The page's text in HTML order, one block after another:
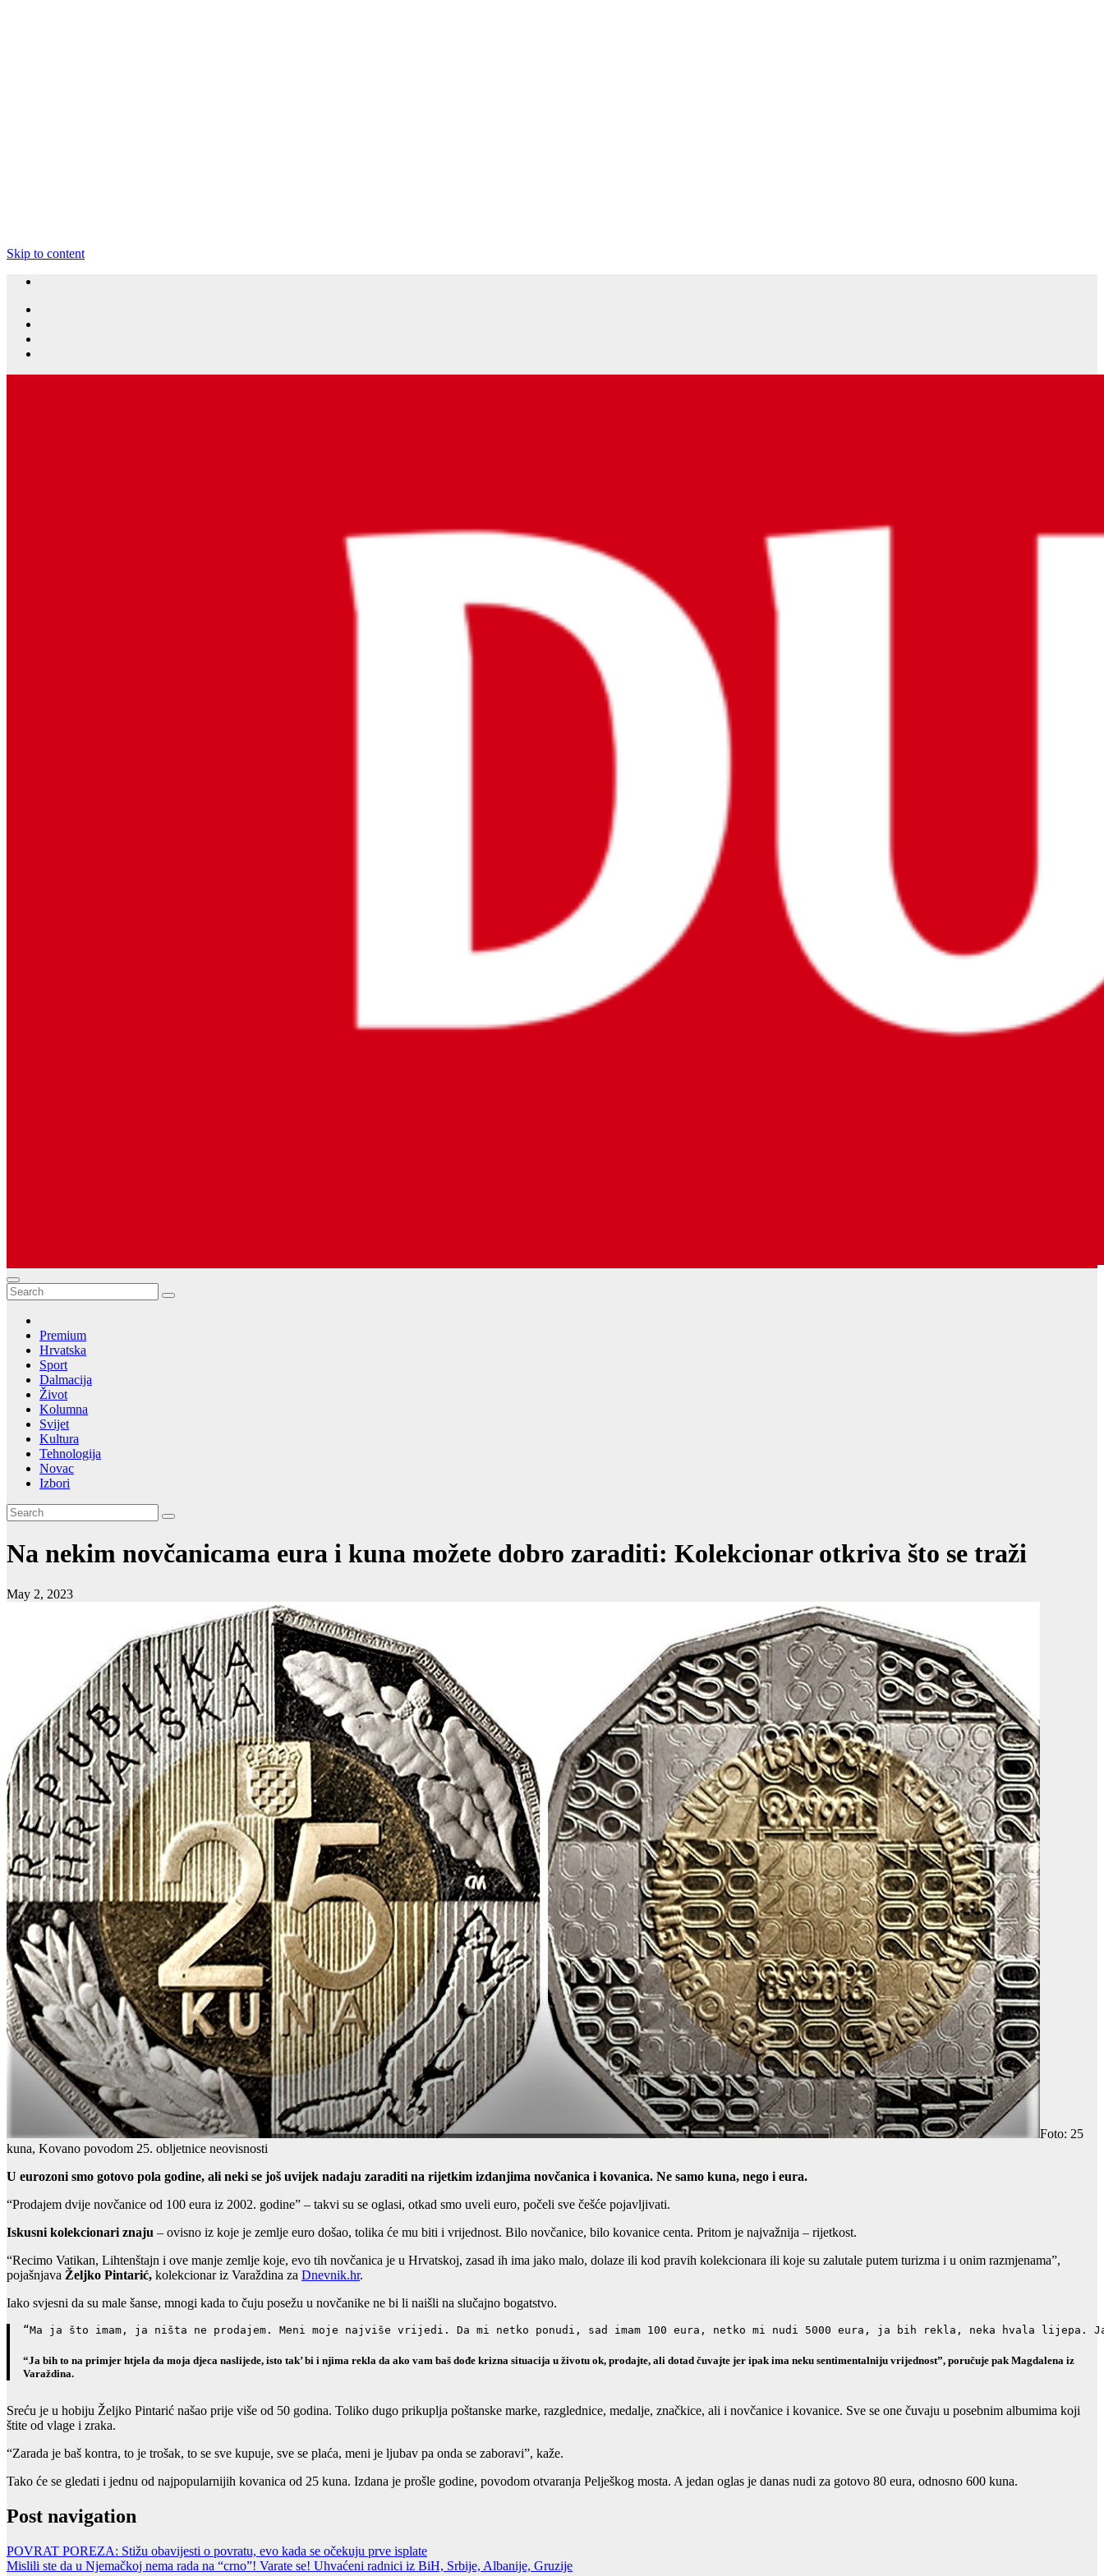
Skip to content
Dugopolje Portal
Najnovije vijesti Hrvatske, Dalmacije i Svijeta
Premium
Hrvatska
Sport
Dalmacija
Život
Kolumna
Svijet
Kultura
Tehnologija
Novac
Izbori
Na nekim novčanicama eura i kuna možete dobro zaraditi: Kolekcionar otkriva što se traži
May 2, 2023
Foto: 25
kuna, Kovano povodom 25. obljetnice neovisnosti
U eurozoni smo gotovo pola godine, ali neki se još uvijek nadaju zaraditi na rijetkim izdanjima novčanica i kovanica. Ne samo kuna, nego i eura.
“Prodajem dvije novčanice od 100 eura iz 2002. godine” – takvi su se oglasi, otkad smo uveli euro, počeli sve češće pojavljivati.
Iskusni kolekcionari znaju – ovisno iz koje je zemlje euro došao, tolika će mu biti i vrijednost. Bilo novčanice, bilo kovanice centa. Pritom je najvažnija – rijetkost.
“Recimo Vatikan, Lihtenštajn i ove manje zemlje koje, evo tih novčanica je u Hrvatskoj, zasad ih ima jako malo, dolaze ili kod pravih kolekcionara ili koje su zalutale putem turizma i u onim razmjenama”,
pojašnjava Željko Pintarić, kolekcionar iz Varaždina za Dnevnik.hr.
Iako svjesni da su male šanse, mnogi kada to čuju posežu u novčanike ne bi li naišli na slučajno bogatstvo.
“Ma ja što imam, ja ništa ne prodajem. Meni moje najviše vrijedi. Da mi netko ponudi, sad imam 100 eura, netko mi nudi 5000 eura, ja bih rekla, neka hvala
“Ja bih to na primjer htjela da moja djeca naslijede, isto tak’ bi i njima rekla da ako vam baš dođe krizna situacija u životu ok, prodajte, ali dotad čuvajte jer ipak ima neku sentimentalniju vrijednost”, poručuje pak Magdalena iz
Varaždina.
Sreću je u hobiju Željko Pintarić našao prije više od 50 godina. Toliko dugo prikuplja poštanske marke, razglednice, medalje, značkice, ali i novčanice i kovanice. Sve se one čuvaju u posebnim albumima koji
štite od vlage i zraka.
“Zarada je baš kontra, to je trošak, to se sve kupuje, sve se plaća, meni je ljubav pa onda se zaboravi”, kaže.
Tako će se gledati i jednu od najpopularnijih kovanica od 25 kuna. Izdana je prošle godine, povodom otvaranja Pelješkog mosta. A jedan oglas je danas nudi za gotovo 80 eura, odnosno 600 kuna.
Post navigation
POVRAT POREZA: Stižu obavijesti o povratu, evo kada se očekuju prve isplate
Mislili ste da u Njemačkoj nema rada na “crno”! Varate se! Uhvaćeni radnici iz BiH, Srbije, Albanije, Gruzije